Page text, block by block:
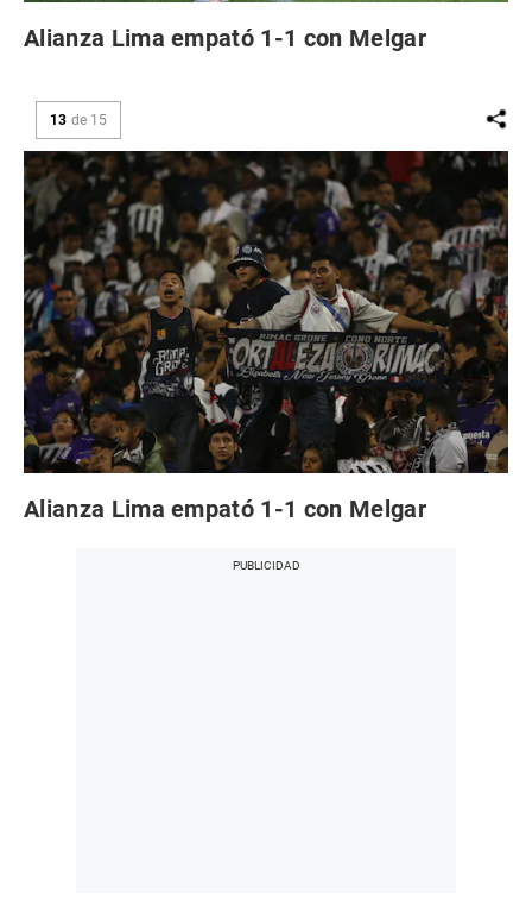
Alianza Lima empató 1-1 con Melgar
13 de 15
Alianza Lima empató 1-1 con Melgar